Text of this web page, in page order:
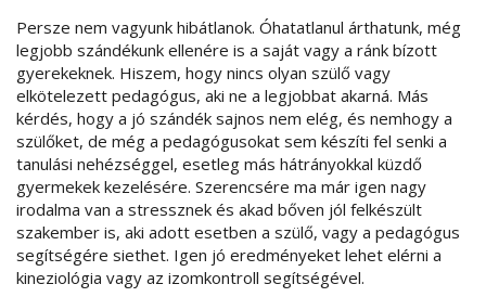
Persze nem vagyunk hibátlanok. Óhatatlanul árthatunk, még
legjobb szándékunk ellenére is a saját vagy a ránk bízott
gyerekeknek. Hiszem, hogy nincs olyan szülő vagy
elkötelezett pedagógus, aki ne a legjobbat akarná. Más
kérdés, hogy a jó szándék sajnos nem elég, és nemhogy a
szülőket, de még a pedagógusokat sem készíti fel senki a
tanulási nehézséggel, esetleg más hátrányokkal küzdő
gyermekek kezelésére. Szerencsére ma már igen nagy
irodalma van a stressznek és akad bőven jól felkészült
szakember is, aki adott esetben a szülő, vagy a pedagógus
segítségére siethet. Igen jó eredményeket lehet elérni a
kineziológia vagy az izomkontroll segítségével.